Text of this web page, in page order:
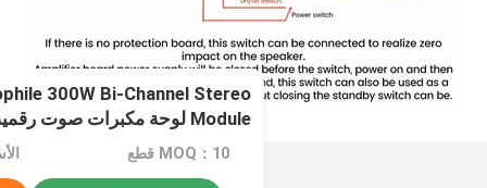
300W Bi-Channel Stereo
Module لوحة مكبرات صوت رقمية للصوت المهني
MOQ：10 قطع